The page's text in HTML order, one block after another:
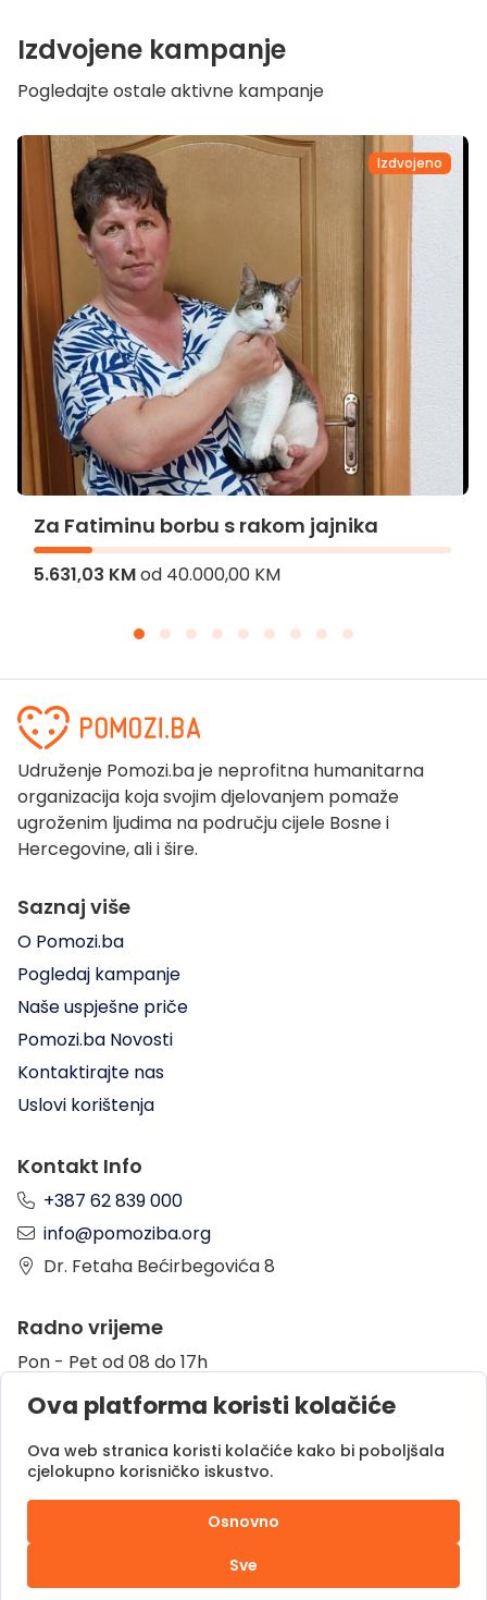
Izdvojene kampanje
Pogledajte ostale aktivne kampanje
Izdvojeno
Za Fatiminu borbu s rakom jajnika
5.631,03 KMod40.000,00 KM
Udruženje Pomozi.ba je neprofitna humanitarna
organizacija koja svojim djelovanjem pomaže
ugroženim ljudima na području cijele Bosne i
Hercegovine, ali i šire.
Saznaj više
O Pomozi.ba
Pogledaj kampanje
Naše uspješne priče
Pomozi.ba Novosti
Kontaktirajte nas
Uslovi korištenja
Kontakt Info
+387 62 839 000
info@pomoziba.org
Dr. Fetaha Bećirbegovića 8
Radno vrijeme
Pon - Pet od 08 do 17h
Sub od 10 do 17h
Nedjelja - neradni dan
Donacije putem
Ova platforma koristi kolačiće
Ova web stranica koristi kolačiće kako bi poboljšala
cjelokupno korisničko iskustvo.
Osnovno
Sve